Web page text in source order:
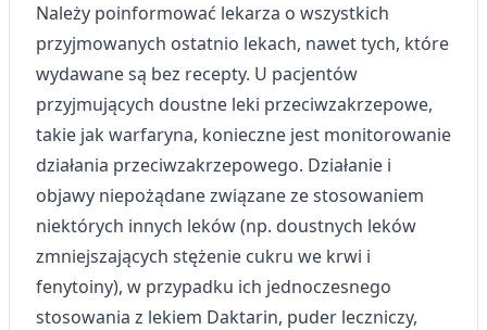
Należy poinformować lekarza o wszystkich
przyjmowanych ostatnio lekach, nawet tych, które
wydawane są bez recepty. U pacjentów
przyjmujących doustne leki przeciwzakrzepowe,
takie jak warfaryna, konieczne jest monitorowanie
działania przeciwzakrzepowego. Działanie i
objawy niepożądane związane ze stosowaniem
niektórych innych leków (np. doustnych leków
zmniejszających stężenie cukru we krwi i
fenytoiny), w przypadku ich jednoczesnego
stosowania z lekiem Daktarin, puder leczniczy,